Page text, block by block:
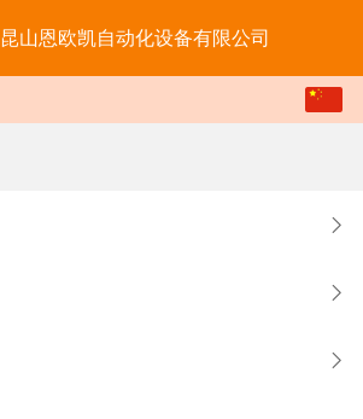
昆山恩欧凯自动化设备有限公司